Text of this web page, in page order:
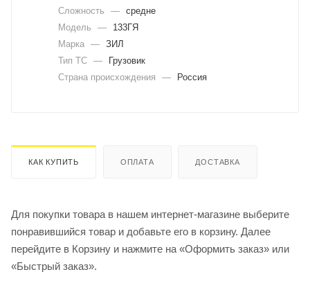
Сложность
— средне
Модель
—
133ГЯ
Марка — ЗИЛ
Тип ТС —
Грузовик
Страна происхождения
— Россия
КАК КУПИТЬ ОПЛАТА ДОСТАВКА
Для покупки товара в нашем интернет-магазине выберите
понравившийся товар и добавьте его в корзину. Далее
перейдите в Корзину и нажмите на «Оформить заказ» или
«Быстрый заказ».